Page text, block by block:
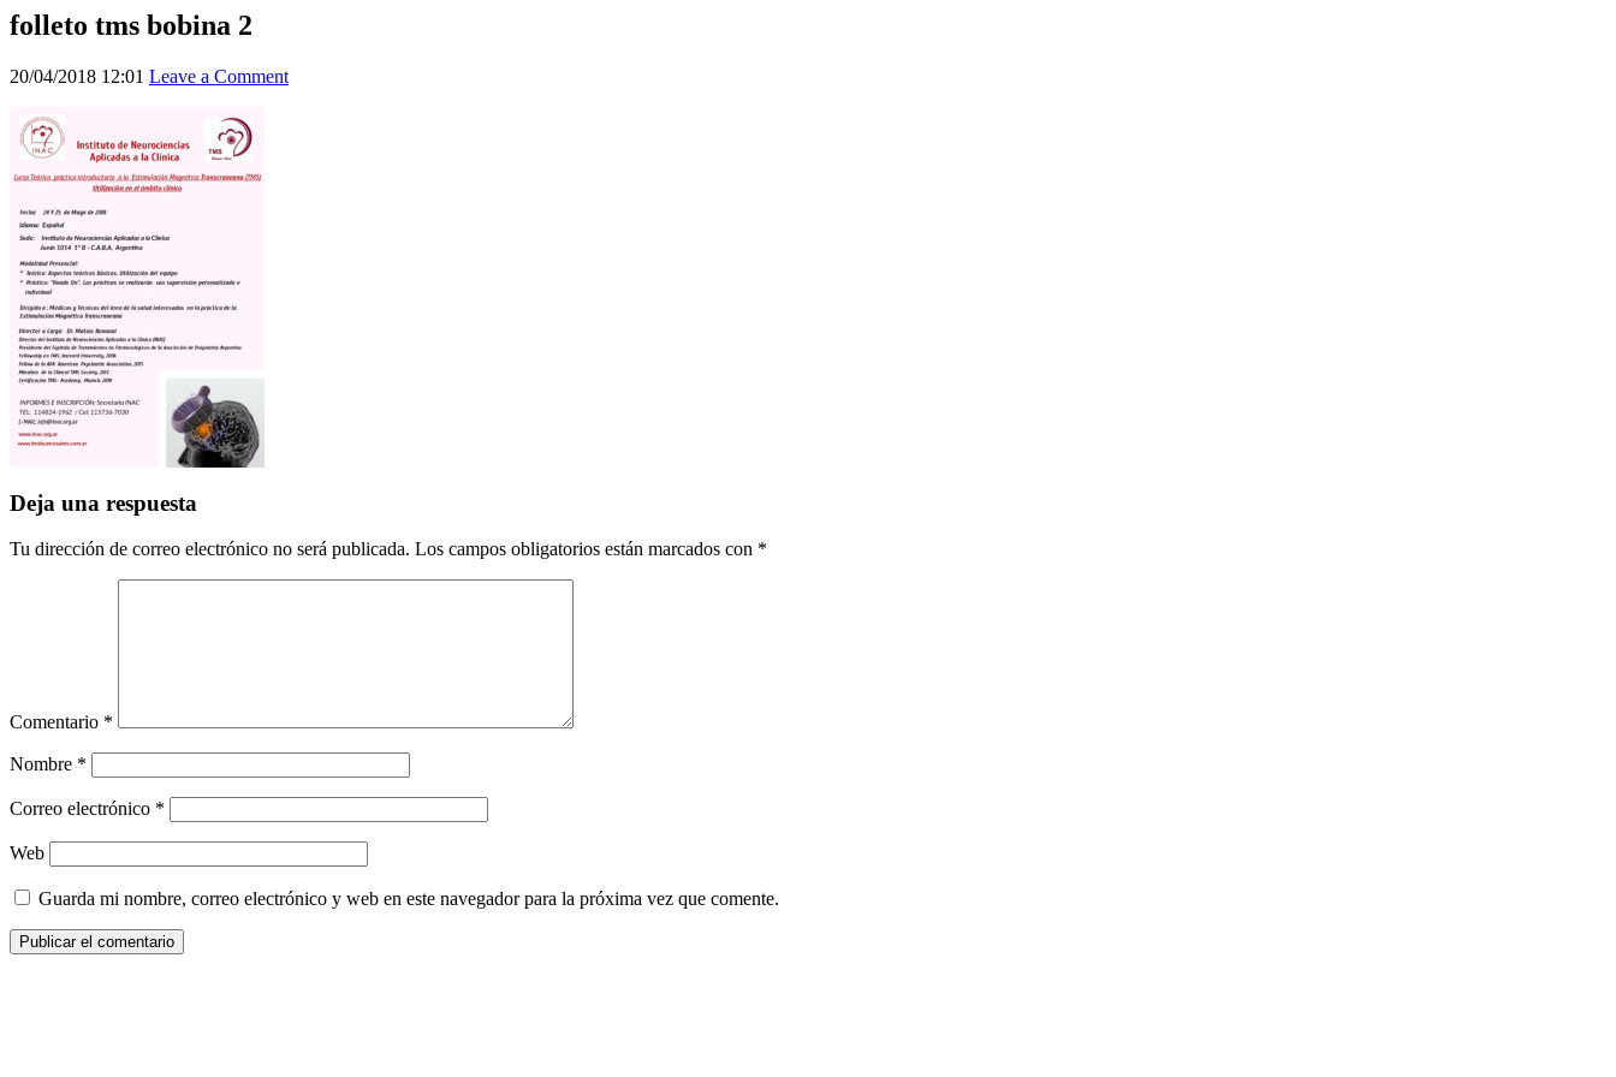
folleto tms bobina 2
20/04/2018 12:01 Leave a Comment
Deja una respuesta
Tu dirección de correo electrónico no será publicada. Los campos obligatorios están marcados con *
Comentario *
Nombre *
Correo electrónico *
Web
Guarda mi nombre, correo electrónico y web en este navegador para la próxima vez que comente.